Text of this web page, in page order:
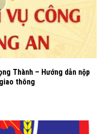
Thành – Hướng dẫn nộp
thông